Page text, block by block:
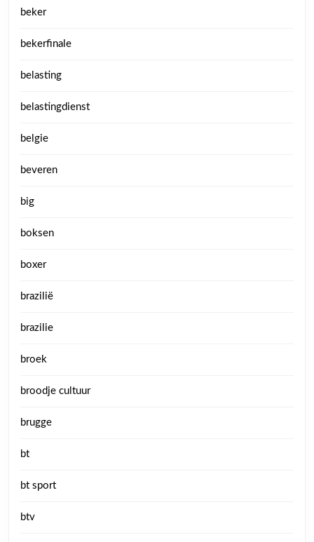
beker
bekerfinale
belasting
belastingdienst
belgie
beveren
big
boksen
boxer
brazilië
brazilie
broek
broodje cultuur
brugge
bt
bt sport
btv